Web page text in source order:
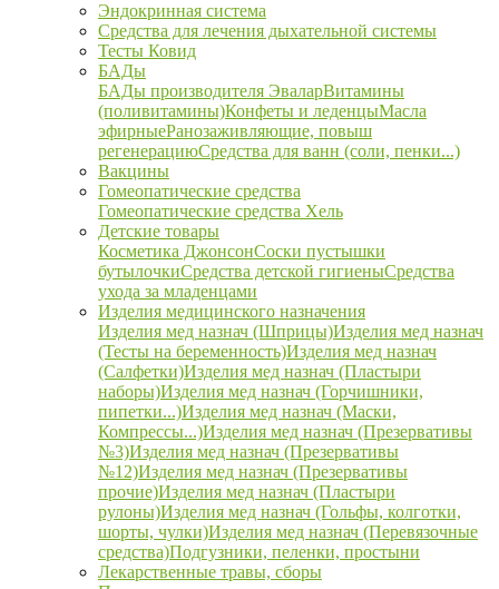
Эндокринная система
Средства для лечения дыхательной системы
Тесты Ковид
БАДы
БАДы производителя ЭваларВитамины
(поливитамины)Конфеты и леденцыМасла
эфирныеРанозаживляющие, повыш
регенерациюСредства для ванн (соли, пенки...)
Вакцины
Гомеопатические средства
Гомеопатические средства Хель
Детские товары
Косметика ДжонсонСоски пустышки
бутылочкиСредства детской гигиеныСредства
ухода за младенцами
Изделия медицинского назначения
Изделия мед назнач (Шприцы)Изделия мед назнач
(Тесты на беременность)Изделия мед назнач
(Салфетки)Изделия мед назнач (Пластыри
наборы)Изделия мед назнач (Горчишники,
пипетки...)Изделия мед назнач (Маски,
Компрессы...)Изделия мед назнач (Презервативы
№3)Изделия мед назнач (Презервативы
№12)Изделия мед назнач (Презервативы
прочие)Изделия мед назнач (Пластыри
рулоны)Изделия мед назнач (Гольфы, колготки,
шорты, чулки)Изделия мед назнач (Перевязочные
средства)Подгузники, пеленки, простыни
Лекарственные травы, сборы